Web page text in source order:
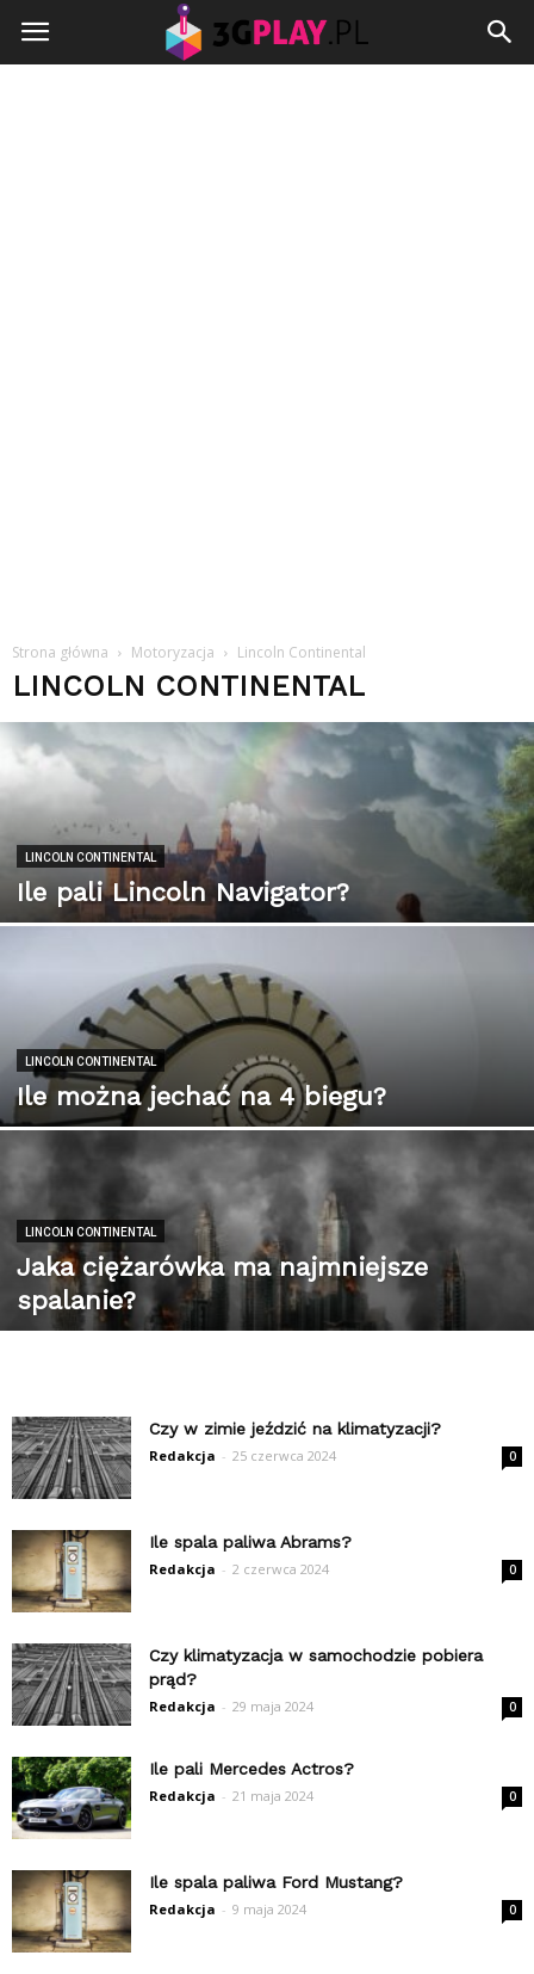
3gplay.pl
Strona główna Motoryzacja Lincoln Continental
LINCOLN CONTINENTAL
LINCOLN CONTINENTAL
Ile pali Lincoln Navigator?
LINCOLN CONTINENTAL
Ile można jechać na 4 biegu?
LINCOLN CONTINENTAL
Jaka ciężarówka ma najmniejsze
spalanie?
Czy w zimie jeździć na klimatyzacji?
Redakcja - 25 czerwca 2024 0
Ile spala paliwa Abrams?
Redakcja - 2 czerwca 2024 0
Czy klimatyzacja w samochodzie pobiera
prąd?
Redakcja - 29 maja 2024 0
Ile pali Mercedes Actros?
Redakcja - 21 maja 2024 0
Ile spala paliwa Ford Mustang?
Redakcja - 9 maja 2024 0